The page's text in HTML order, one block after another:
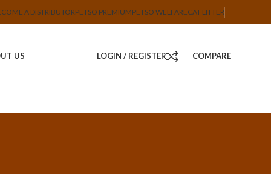
A DISTRIBUTORPETSO PREMIUMPETSO WELFARECAT LITTER
US LOGIN / REGISTER COMPARE